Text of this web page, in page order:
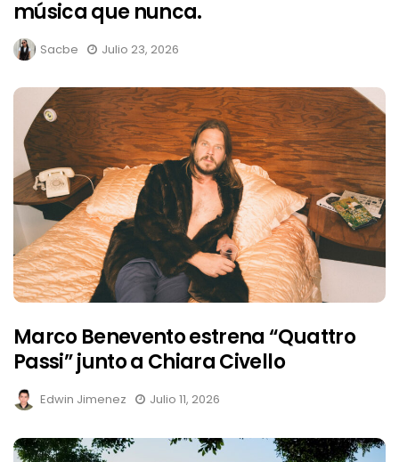
música que nunca.
Sacbe Julio 23, 2026
Marco Benevento estrena “Quattro
Passi” junto a Chiara Civello
Edwin Jimenez Julio 11, 2026